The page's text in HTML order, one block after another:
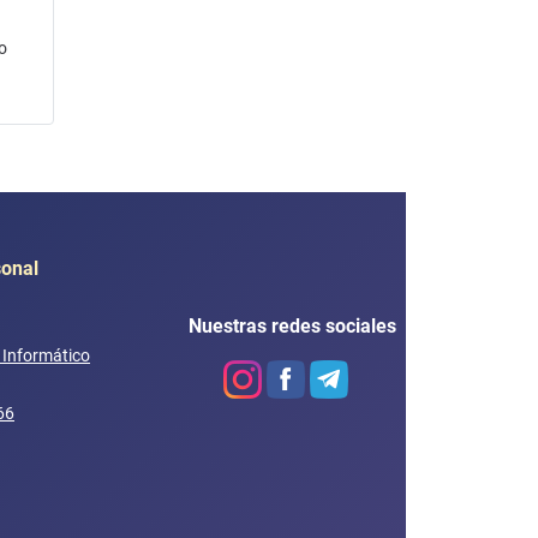
Informático
Nuestras redes sociales